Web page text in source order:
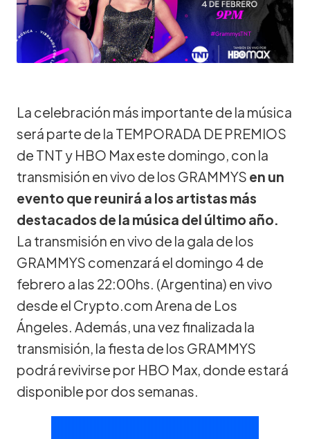
La celebración más importante de la música
será parte de la TEMPORADA DE PREMIOS
de TNT y HBO Max este domingo, con la
transmisión en vivo de los GRAMMYS en un
evento que reunirá a los artistas más
destacados de la música del último año.
La transmisión en vivo de la gala de los
GRAMMYS comenzará el domingo 4 de
febrero a las 22:00hs. (Argentina) en vivo
desde el Crypto.com Arena de Los
Ángeles. Además, una vez finalizada la
transmisión, la fiesta de los GRAMMYS
podrá revivirse por HBO Max, donde estará
disponible por dos semanas.